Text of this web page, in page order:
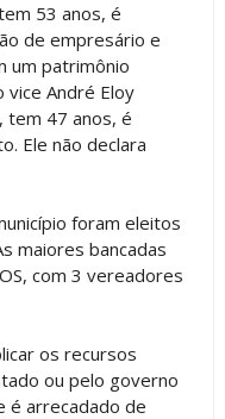
53 anos, é
de empresário e
um patrimônio
vice André Eloy
tem 47 anos, é
Ele não declara
foram eleitos
maiores bancadas
com 3 vereadores
os recursos
ou pelo governo
é arrecadado de